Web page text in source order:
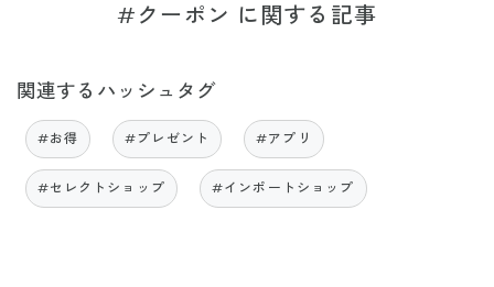
#クーポン に関する記事
関連するハッシュタグ
#お得 #プレゼント #アプリ
#セレクトショップ #インポートショップ